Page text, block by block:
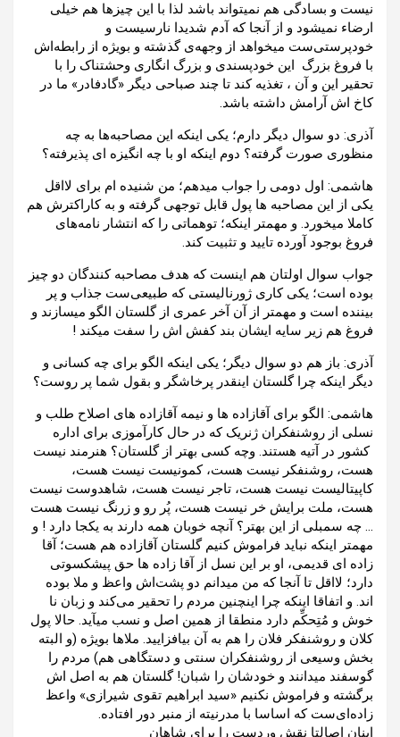
نیست و بسادگی هم نمیتواند باشد لذا با این چیزها هم خیلی
ارضاء نمیشود و از آنجا که آدم شدیدا نارسیست و
خودپرستی‌ست میخواهد از وجهه‌ی گذشته و بویژه از رابطه‌اش
با فروغ بزرگ این خودپسندی و بزرگ انگاری وحشتناک را با
تحقیر این و آن ، تغذیه کند تا چند صباحی دیگر «گادفادر» ما در
کاخ‌ اش آرامش داشته باشد.
آذری: دو سوال دیگر دارم؛ یکی اینکه این مصاحبه‌ها به چه
منظوری صورت گرفته‌؟ دوم اینکه او با چه انگیزه ای پذیرفته؟
هاشمی: اول دومی را جواب میدهم؛ من شنیده ام برای لااقل
یکی از این مصاحبه ها پول قابل توجهی گرفته و به کاراکترش هم
کاملا میخورد. و مهمتر اینکه؛ توهماتی را که انتشار نامه‌های
فروغ بوجود آورده تایید ‌و تثبیت کند.
جواب سوال اولتان هم اینست که هدف مصاحبه کنندگان دو چیز
بوده است؛ یکی کاری ژورنالیستی که طبیعی‌ست جذاب و پر
بیننده است و مهمتر از آن آخر عمری از گلستان الگو میسازند و
فروغ هم زیر سایه ایشان بند کفش اش را سفت میکند !
آذری: باز هم دو سوال دیگر؛ یکی اینکه الگو برای چه کسانی و
دیگر اینکه چرا گلستان اینقدر پرخاشگر و بقول شما پر روست؟
هاشمی: الگو برای آقازاده ها و نیمه آقازاده های اصلاح طلب و
نسلی از روشنفکران ژنریک که در حال کارآموزی برای اداره
کشور در آتیه هستند. وچه کسی بهتر از گلستان؟ هنرمند نیست
هست، روشنفکر نیست هست، کمونیست نیست هست،
کاپیتالیست نیست هست، تاجر نیست هست، شاهدوست نیست
هست، ملت برایش خر نیست هست، پُر رو و زرنگ نیست هست
… چه سمبلی از این بهتر؟ آنچه خوبان همه دارند به یکجا دارد ! و
مهمتر اینکه نباید فراموش کنیم گلستان آقازاده هم هست؛ آقا
زاده ای قدیمی، او بر این نسل از آقا زاده ها حق پیشکسوتی
دارد؛ لااقل تا آنجا که من میدانم دو پشت‌اش واعظ و ملا بوده
اند. و اتفاقا اینکه چرا اینچنین مردم را تحقیر می‌کند و زبان نا
خوش و مُتِحکِّم دارد منطقا از همین اصل و نسب میآید. حالا پول
کلان و روشنفکر فلان را هم به آن بیافزایید. ملاها بویژه (و البته
بخش وسیعی از روشنفکران سنتی و دستگاهی هم) مردم را
گوسفند میدانند و خودشان را شبان! گلستان هم به اصل اش
برگشته و فراموش نکنیم «سید ابراهیم تقوی شیرازی» واعظ
زاده‌ای‌ست که اساسا با مدرنیته از منبر دور افتاده.
اینان اصالتا نقش وردست را برای شاهان